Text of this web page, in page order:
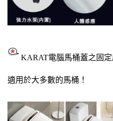
KARAT電腦馬桶蓋之固定
適用於大多數的馬桶！